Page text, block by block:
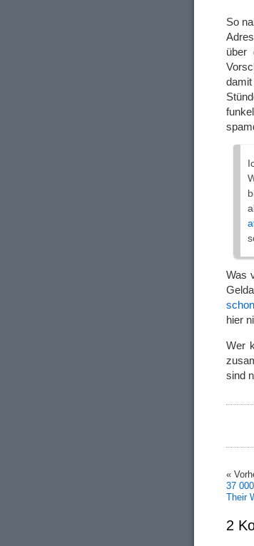
So
über
Was
hier
Wer
sind
«
37
Their
2